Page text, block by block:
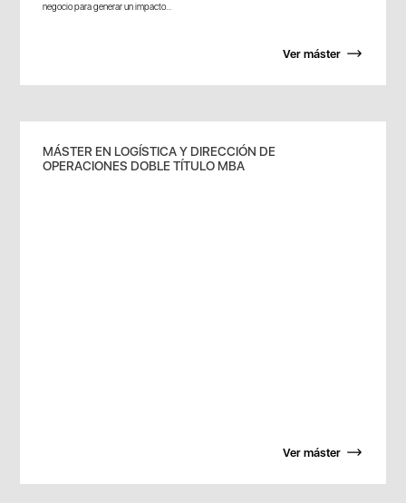
negocio para generar un impacto...
Ver máster
MÁSTER EN LOGÍSTICA Y DIRECCIÓN DE
OPERACIONES DOBLE TÍTULO MBA
Ver máster